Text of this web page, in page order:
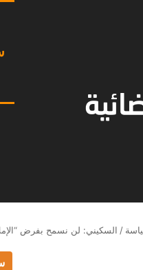
/ السكيني: لن نسمح بفرض